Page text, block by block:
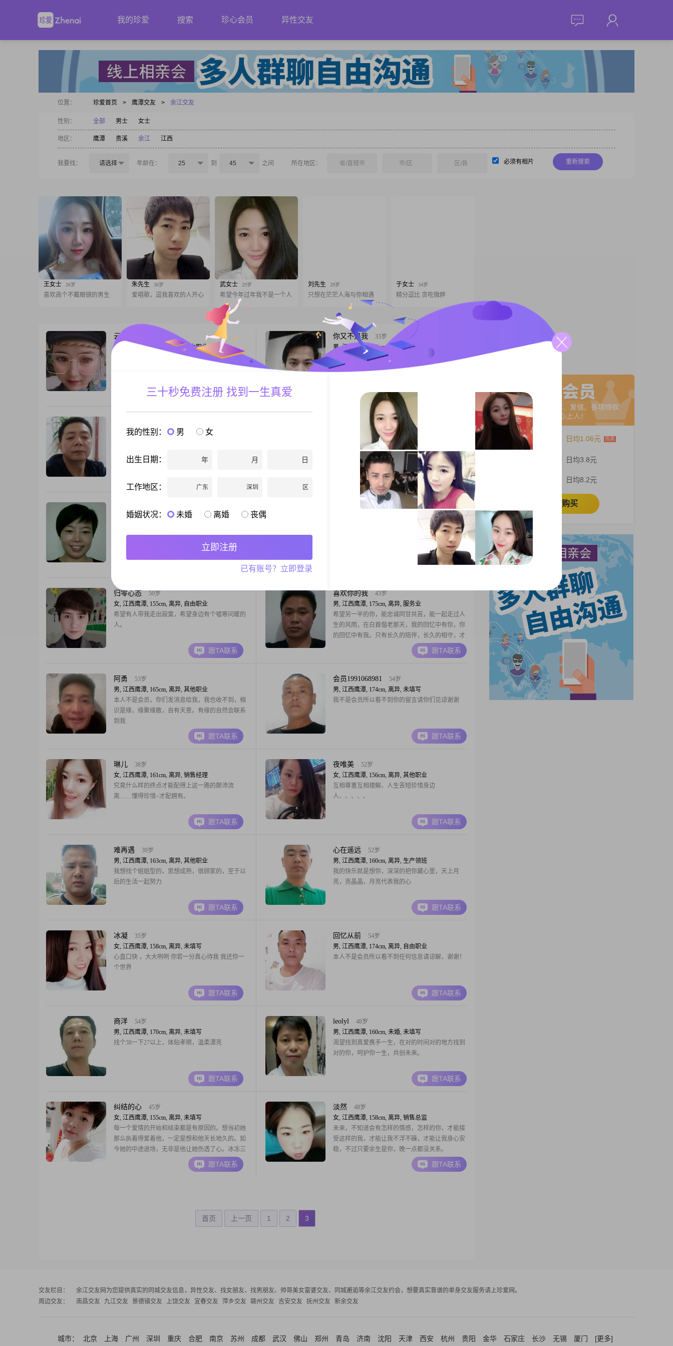
我的珍爱 搜索 珍心会员 异性交友
位置： 珍爱首页 > 鹰潭交友 > 余江交友
性别： 全部 男士 女士
地区： 鹰潭 贵溪 余江 江西
我要找： 请选择 年龄在： 25 到 45 之间 所在地区： 省/直辖市 市/区 区/县 必须有相片 重新搜索
王女士 26岁
喜欢高个不戴眼镜的男生
朱先生 30岁
爱唱歌，逗我喜欢的人开心
武女士 29岁
希望今年过年我不是一个人
刘先生 29岁
只想在茫茫人海与你相遇
于女士 34岁
精分逗比 贪吃微胖
云恩
女, 江西鹰潭, 160cm, 离异, 自由职业
停留在爱的港湾，是一辈子的依靠，彼此温暖爱的
心，简单在简单，其实却不简单，把简单的事情做
跟TA联系
你又不是我
33岁
男, 江西鹰潭, 165cm, 未婚, 生产/制造
我不想我的世界，只有我一个人。我想，能圆满的
走。
男, 江西鹰潭, 167cm, 离异, 操作工人
41岁
女, 江西鹰潭, 155cm, 离异, 未填写
选择要深思熟虑，努力要竭尽全力，付出要无怨无
悔，收获要随遇而安。
跟TA联系
女, 江西鹰潭, 154cm, 离异, 店员
远方的风景
28岁
男, 江西鹰潭, 171cm, 未婚, 计算机/互联网
人生这趟旅程的目的不是为了抵达终点 而是要去领
跟TA联系
归零心态
50岁
女, 江西鹰潭, 155cm, 离异, 自由职业
希望有人带我走出寂寞，希望身边有个嘘寒问暖的
人。
跟TA联系
喜欢你的我
43岁
男, 江西鹰潭, 175cm, 离异, 服务业
希望另一半的你，能忠诚同甘共苦，能一起走过人
生的风雨，在白首偕老那天，我的回忆中有你，你
的回忆中有我。只有长久的陪伴，长久的相守，才
能相守一生。人生不需要承诺，相信你的人不会要
你承诺，不相信你的人承诺就是一句废话。
跟TA联系
阿勇
53岁
男, 江西鹰潭, 165cm, 离异, 其他职业
本人不是会员，你们发消息给我，我也收不到，相
识是缘，缘聚缘散，自有天意。有缘的自然会联系
到我
跟TA联系
会员1991068981
54岁
男, 江西鹰潭, 174cm, 离异, 未填写
我不是会员所以看不到你的留言请你们见谅谢谢
跟TA联系
琳儿
38岁
女, 江西鹰潭, 161cm, 离异, 销售经理
究竟什么样的终点才能配得上这一路的颠沛流
离……懂得珍惜~才配拥有。
跟TA联系
夜唯美
52岁
女, 江西鹰潭, 156cm, 离异, 其他职业
互相尊重互相理解、人生苦短珍惜身边
人、、、、、
跟TA联系
难再遇
39岁
男, 江西鹰潭, 163cm, 离异, 其他职业
我想找个姐姐型的，思想成熟，很顾家的，至于以
后的生活一起努力
跟TA联系
心在遥远
52岁
男, 江西鹰潭, 160cm, 离异, 生产领班
我的快乐就是想你，深深的把你藏心里，天上月
亮，亮晶晶，月亮代表我的心
跟TA联系
冰凝
35岁
女, 江西鹰潭, 158cm, 离异, 未填写
心直口快 ，大大咧咧 你若一分真心待我 我还你一
个世界
跟TA联系
回忆从前
54岁
男, 江西鹰潭, 174cm, 离异, 自由职业
本人不是会员所以看不到任何信息请谅解，谢谢！
跟TA联系
商洋
54岁
男, 江西鹰潭, 170cm, 离异, 未填写
找个38一下27以上，体贴孝顺，温柔漂亮
跟TA联系
leolyl
48岁
男, 江西鹰潭, 160cm, 未婚, 未填写
渴望找到真爱携手一生，在对的时间对的地方找到
对的你，呵护你一生，共创未来。
跟TA联系
纠结的心
45岁
女, 江西鹰潭, 155cm, 离异, 未填写
每一个爱情的开始和结束都是有原因的。想当初她
那么执着得爱着他，一定是想和他天长地久的。如
今她的中途退场，无非是他让她伤透了心。冰冻三
尺非一日之寒。一定是无数个深夜的痛哭流涕，才
换来如今她的醒悟，她的决绝。有人说，爱是这世
跟TA联系
淡然
48岁
女, 江西鹰潭, 158cm, 离异, 销售总监
未来，不知道会有怎样的情感，怎样的你，才能接
受这样的我，才能让我不浮不躁，才能让我身心安
稳，不过只要余生是你，晚一点都没关系。
跟TA联系
首页 上一页 1 2 3
日均1.06元
日均3.8元
日均8.2元
立即购买
交友栏目： 余江交友网 为您提供真实的同城交友信息，异性交友、找女朋友、找男朋友、帅哥美女富婆交友、同城邂逅等余江交友约会，想要真实靠谱的单身交友服务请上珍爱网。
周边交友：
南昌交友 九江交友 景德镇交友 上饶交友 宜春交友 萍乡交友 赣州交友 吉安交友 抚州交友 新余交友
城市： 北京 上海 广州 深圳 重庆 合肥 南京 苏州 成都 武汉 佛山 郑州 青岛 济南 沈阳 天津 西安 杭州 贵阳 金华 石家庄 长沙 无锡 厦门 [更多]
三十秒免费注册 找到一生真爱
我的性别： 男 女
出生日期： 年 月 日
工作地区： 广东 深圳 区
婚姻状况： 未婚 离婚 丧偶
立即注册
已有账号？立即登录